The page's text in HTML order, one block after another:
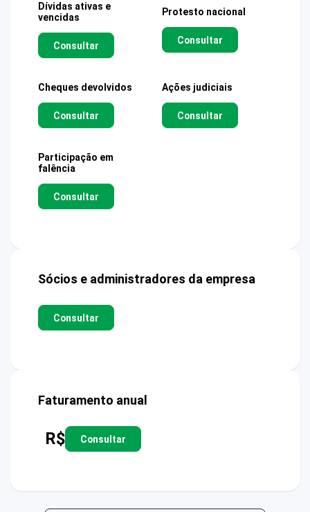
Dívidas ativas e
vencidas
Consultar
Protesto nacional
Consultar
Cheques devolvidos
Consultar
Ações judiciais
Consultar
Participação em
falência
Consultar
Sócios e administradores da empresa
Consultar
Faturamento anual
R$ Consultar